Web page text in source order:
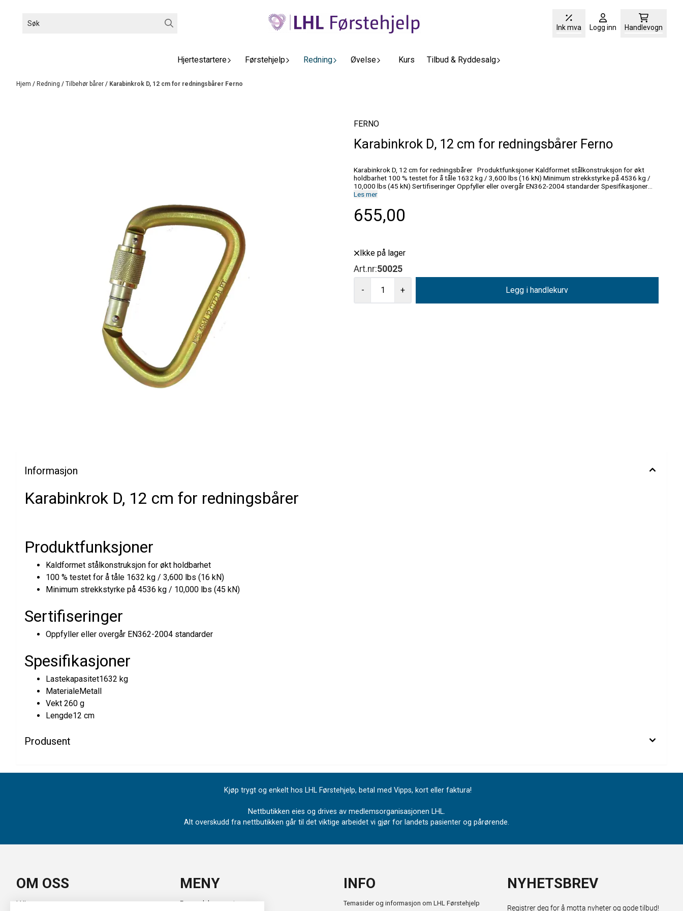
Ink mva Logg inn Handlevogn
Hjertestartere Førstehjelp Redning Øvelse Kurs Tilbud & Ryddesalg
Hjem / Redning / Tilbehør bårer / Karabinkrok D, 12 cm for redningsbårer Ferno
FERNO
Karabinkrok D, 12 cm for redningsbårer Ferno
Karabinkrok D, 12 cm for redningsbårer Produktfunksjoner Kaldformet stålkonstruksjon for økt
holdbarhet 100 % testet for å tåle 1632 kg / 3,600 lbs (16 kN) Minimum strekkstyrke på 4536 kg /
10,000 lbs (45 kN) Sertifiseringer Oppfyller eller overgår EN362-2004 standarder Spesifikasjoner
Les mer
655,00
Ikke på lager
Art.nr:50025
- + Legg i handlekurv
Informasjon
Karabinkrok D, 12 cm for redningsbårer
Produktfunksjoner
Kaldformet stålkonstruksjon for økt holdbarhet
100 % testet for å tåle 1632 kg / 3,600 lbs (16 kN)
Minimum strekkstyrke på 4536 kg / 10,000 lbs (45 kN)
Sertifiseringer
Oppfyller eller overgår EN362-2004 standarder
Spesifikasjoner
Lastekapasitet1632 kg
MaterialeMetall
Vekt 260 g
Lengde12 cm
Produsent
Kjøp trygt og enkelt hos LHL Førstehjelp, betal med Vipps, kort eller faktura!
Nettbutikken eies og drives av medlemsorganisasjonen LHL.
Alt overskudd fra nettbutikken går til det viktige arbeidet vi gjør for landets pasienter og pårørende.
OM OSS
LHL
MENY
Forsendelse og retur
INFO
Temasider og informasjon om LHL Førstehjelp
NYHETSBREV
Registrer deg for å motta nyheter og gode tilbud!